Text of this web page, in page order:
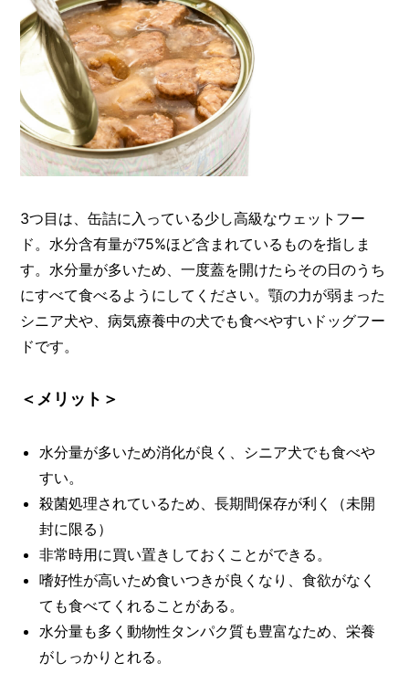
3つ目は、缶詰に入っている少し高級なウェットフー
ド。水分含有量が75%ほど含まれているものを指しま
す。水分量が多いため、一度蓋を開けたらその日のうち
にすべて食べるようにしてください。顎の力が弱まった
シニア犬や、病気療養中の犬でも食べやすいドッグフー
ドです。
＜メリット＞
水分量が多いため消化が良く、シニア犬でも食べや
すい。
殺菌処理されているため、長期間保存が利く（未開
封に限る）
非常時用に買い置きしておくことができる。
嗜好性が高いため食いつきが良くなり、食欲がなく
ても食べてくれることがある。
水分量も多く動物性タンパク質も豊富なため、栄養
がしっかりとれる。